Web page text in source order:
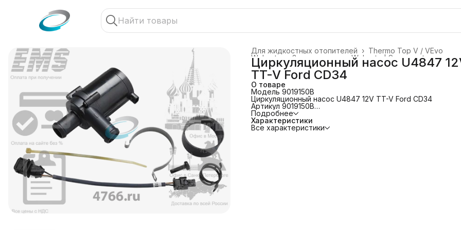
Thermo Top V / VEvo
Для жидкостных отопителей ›
Запасные части Webasto | Spare parts
›
Webasto
Главная ›
Циркуляционный насос U4847
TT-V Ford CD34
О товаре
Модель 9019150B
Циркуляционный насос U4847 12V TT-V Ford CD34
Артикул 9019150B
Старый номер 9019150A
Комплект поставки:
• Циркуляционный насос U4847
• Соединительный шланг и зажимы
Подробнее
Характеристики
Все характеристики